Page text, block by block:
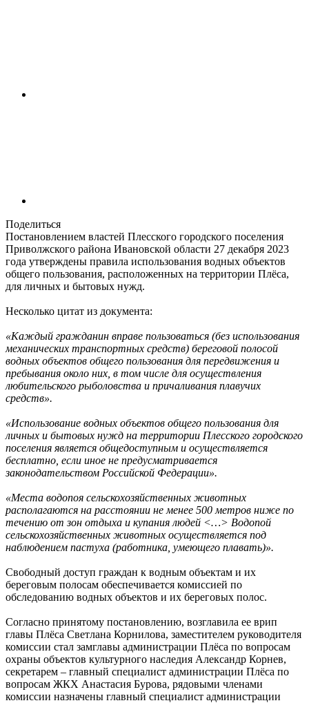
Поделиться
Постановлением властей Плесского городского поселения
Приволжского района Ивановской области 27 декабря 2023
года утверждены правила использования водных объектов
общего пользования, расположенных на территории Плёса,
для личных и бытовых нужд.
Несколько цитат из документа:
«Каждый гражданин вправе пользоваться (без использования
механических транспортных средств) береговой полосой
водных объектов общего пользования для передвижения и
пребывания около них, в том числе для осуществления
любительского рыболовства и причаливания плавучих
средств».
«Использование водных объектов общего пользования для
личных и бытовых нужд на территории Плесского городского
поселения является общедоступным и осуществляется
бесплатно, если иное не предусматривается
законодательством Российской Федерации».
«Места водопоя сельскохозяйственных животных
располагаются на расстоянии не менее 500 метров ниже по
течению от зон отдыха и купания людей <…> Водопой
сельскохозяйственных животных осуществляется под
наблюдением пастуха (работника, умеющего плавать)».
Свободный доступ граждан к водным объектам и их
береговым полосам обеспечивается комиссией по
обследованию водных объектов и их береговых полос.
Согласно принятому постановлению, возглавила ее врип
главы Плёса Светлана Корнилова, заместителем руководителя
комиссии стал замглавы администрации Плёса по вопросам
охраны объектов культурного наследия Александр Корнев,
секретарем – главный специалист администрации Плёса по
вопросам ЖКХ Анастасия Бурова, рядовыми членами
комиссии назначены главный специалист администрации